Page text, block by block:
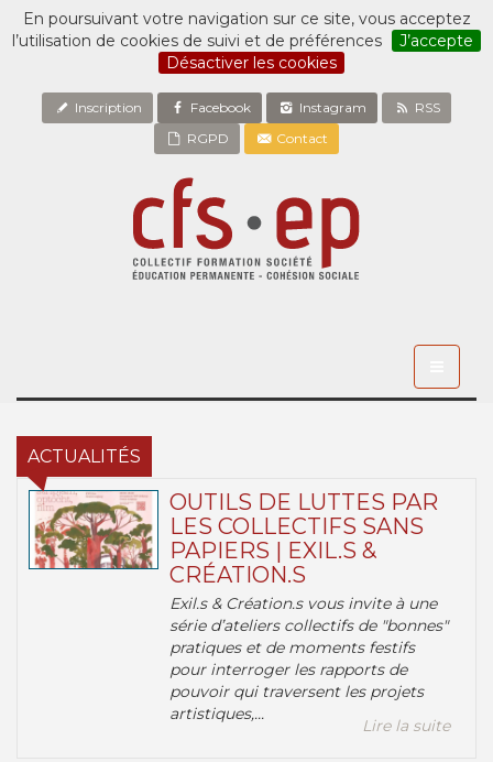
En poursuivant votre navigation sur ce site, vous acceptez
l’utilisation de cookies de suivi et de préférences
J’accepte
Désactiver les cookies
Inscription Facebook Instagram
RSS
RGPD
Contact
ACTUALITÉS
OUTILS DE LUTTES PAR
LES COLLECTIFS SANS
PAPIERS | EXIL.S &
CRÉATION.S
Exil.s & Création.s vous invite à une
série d’ateliers collectifs de "bonnes"
pratiques et de moments festifs
pour interroger les rapports de
pouvoir qui traversent les projets
artistiques,...
Lire la suite